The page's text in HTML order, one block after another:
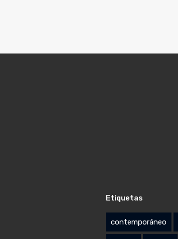
Etiquetas
contemporáneo